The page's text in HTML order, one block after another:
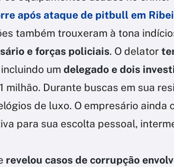
após ataque de pitbull em
também trouxeram à tona
e forças policiais. O delator
incluindo um delegado e dois
milhão. Durante buscas em sua
de luxo. O empresário ainda
para sua escolta pessoal,
revelou casos de corrupção